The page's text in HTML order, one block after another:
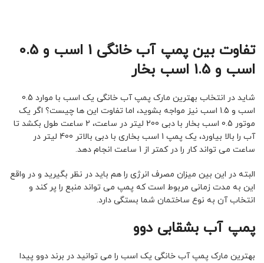
تفاوت بین پمپ آب خانگی 1 اسب و 0.5
اسب و 1.5 اسب بخار
شاید در انتخاب بهترین مارک پمپ آب خانگی یک اسب با موارد 0.5
اسب و 1.5 اسب نیز مواجه بشوید، اما تفاوت این ها چیست؟ اگر یک
موتور 0.5 اسب بخار با دبی 200 لیتر در ساعت، 2 ساعت طول بکشد تا
آب را بالا بیاورد، یک پمپ 1 اسب بخاری با دبی بالاتر 400 لیتر در
ساعت می تواند کار را در کمتر از 1 ساعت انجام دهد.
البته در این بین میزان مصرف انرژی را هم باید در نظر بگیرید و در واقع
این به مدت زمانی مربوط است که پمپ می تواند منبع را پر کند و
انتخاب آن به نوع ساختمان شما بستگی دارد.
پمپ آب بشقابی دوو
بهترین مارک پمپ آب خانگی یک اسب را می توانید در برند دوو پیدا